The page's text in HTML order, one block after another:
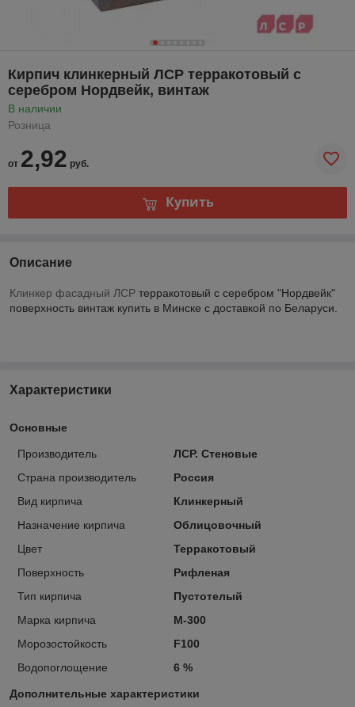
Кирпич клинкерный ЛСР терракотовый с
серебром Нордвейк, винтаж
В наличии
Розница
от 2,92 руб.
Купить
Описание
Клинкер фасадный ЛСР терракотовый с серебром "Нордвейк"
поверхность винтаж купить в Минске с доставкой по Беларуси.
Характеристики
Основные
Производитель
ЛСР. Стеновые
Страна производитель
Россия
Вид кирпича
Клинкерный
Назначение кирпича
Облицовочный
Цвет
Терракотовый
Поверхность
Рифленая
Тип кирпича
Пустотелый
Марка кирпича
М-300
Морозостойкость
F100
Водопоглощение
6 %
Дополнительные характеристики